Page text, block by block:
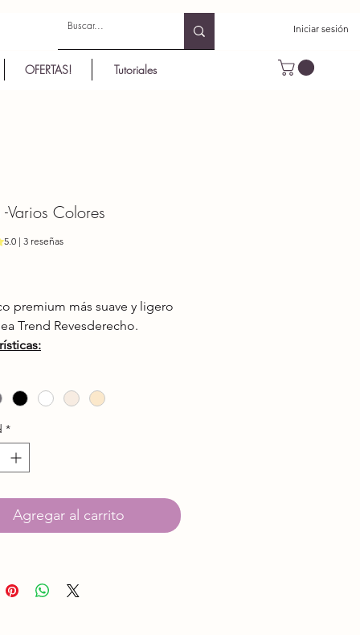
Iniciar sesión
OFERTAS! Tutoriales
Varios Colores
reseñas, la calificación es de 5.0 de 5 estrellas
5.0 | 3 reseñas
premium más suave y ligero
Trend Revesderecho.
2
100 grs. aprox.
100 mts. aprox.
Nº 6 - 8
Nº 6 - 8
*
Agregar al carrito